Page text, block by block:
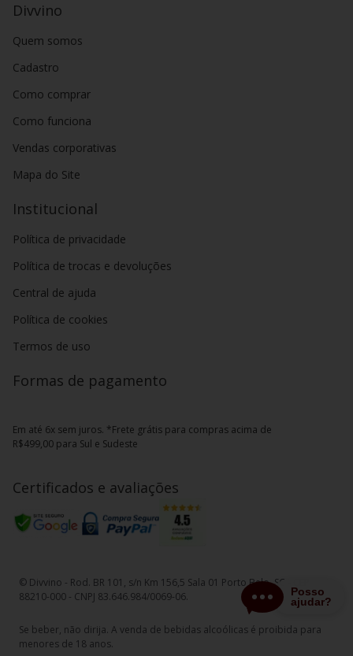
Divvino
Quem somos
Cadastro
Como comprar
Como funciona
Vendas corporativas
Mapa do Site
Institucional
Política de privacidade
Política de trocas e devoluções
Central de ajuda
Política de cookies
Termos de uso
Formas de pagamento
Em até 6x sem juros. *Frete grátis para compras acima de
R$499,00 para Sul e Sudeste
Certificados e avaliações
© Divvino - Rod. BR 101, s/n Km 156,5 Sala 01 Porto Belo, SC - CEP
88210-000 - CNPJ 83.646.984/0069-06.
Se beber, não dirija. A venda de bebidas alcoólicas é proibida para
menores de 18 anos.